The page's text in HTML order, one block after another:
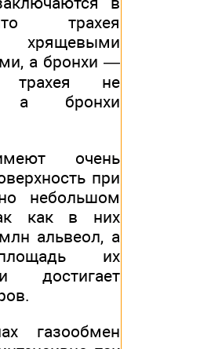
трахея
хрящевыми
а бронхи —
трахея не
а бронхи
очень
при
небольшом
как в них
альвеол, а
их
достигает
газообмен